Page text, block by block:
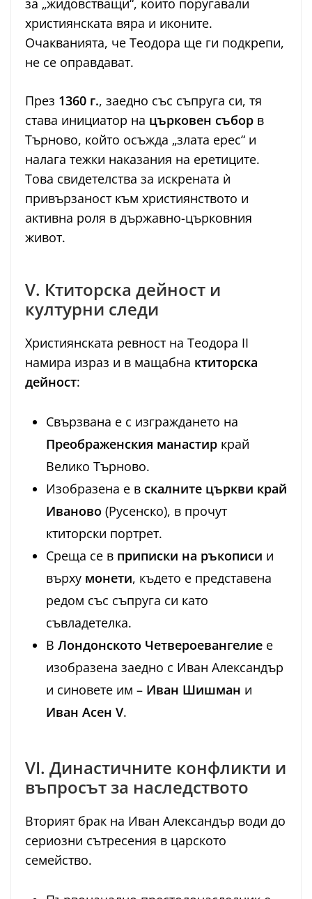
за „жидовстващи“, които поругавали
християнската вяра и иконите.
Очакванията, че Теодора ще ги подкрепи,
не се оправдават.
През 1360 г., заедно със съпруга си, тя
става инициатор на църковен събор в
Търново, който осъжда „злата ерес“ и
налага тежки наказания на еретиците.
Това свидетелства за искрената ѝ
привързаност към християнството и
активна роля в държавно-църковния
живот.
V. Ктиторска дейност и
културни следи
Християнската ревност на Теодора II
намира израз и в мащабна ктиторска
дейност:
Свързвана е с изграждането на
Преображенския манастир край
Велико Търново.
Изобразена е в скалните църкви край
Иваново (Русенско), в прочут
ктиторски портрет.
Среща се в приписки на ръкописи и
върху монети, където е представена
редом със съпруга си като
съвладетелка.
В Лондонското Четвероевангелие е
изобразена заедно с Иван Александър
и синовете им – Иван Шишман и
Иван Асен V.
VI. Династичните конфликти и
въпросът за наследството
Вторият брак на Иван Александър води до
сериозни сътресения в царското
семейство.